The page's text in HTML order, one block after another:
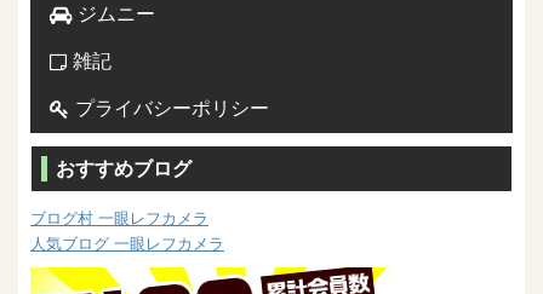
ジムニー
雑記
プライバシーポリシー
おすすめブログ
ブログ村 一眼レフカメラ
人気ブログ 一眼レフカメラ